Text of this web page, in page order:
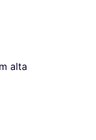
alta